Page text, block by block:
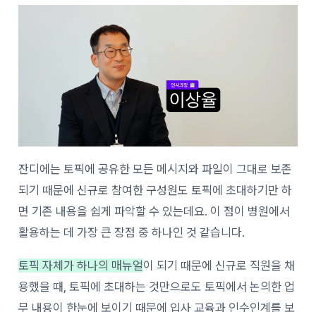
잔디에는 토픽에 공유한 모든 메시지와 파일이 그대로 보존
되기 때문에 신규로 참여한 구성원도 토픽에 초대하기만 하
면 기존 내용을 쉽게 파악할 수 있는데요. 이 점이 병원에서
활용하는 데 가장 큰 장점 중 하나인 것 같습니다.
토픽 자체가 하나의 매뉴얼이 되기 때문에 신규로 직원을 채
용했을 때, 토픽에 초대하는 것만으로도 토픽에서 논의한 업
무 내용이 한눈에 보이기 때문에 입사 교육과 인수인계를 보